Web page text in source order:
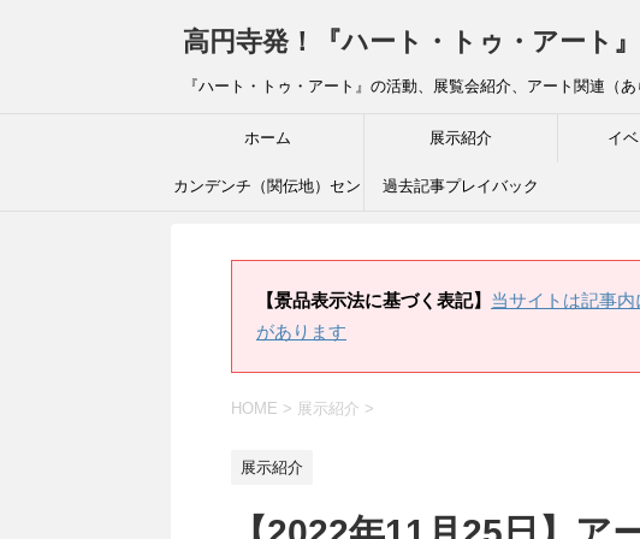
高円寺発！『ハート・トゥ・アート
『ハート・トゥ・アート』の活動、展覧会紹介、アート関連（
ホーム 展示紹介 イ
カンデンチ（関伝地）セン 過去記事プレイバック
【景品表示法に基づく表記】 当サイトは記事
があります
HOME > 展示紹介 >
展示紹介